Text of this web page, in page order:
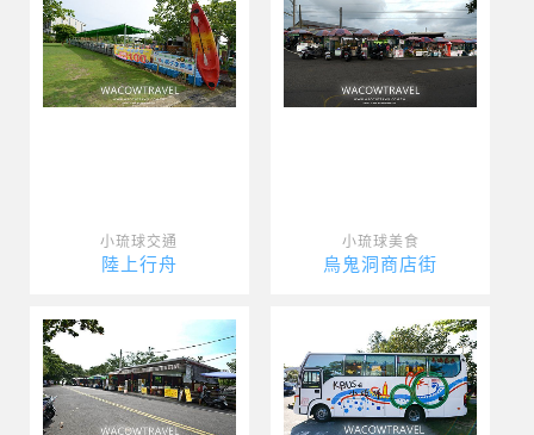
小琉球交通
陸上行舟
小琉球美食
烏鬼洞商店街